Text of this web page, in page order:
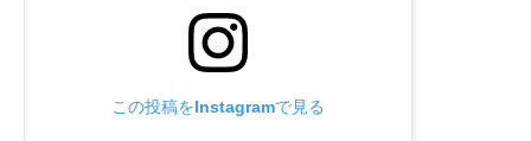
この投稿をInstagramで見る